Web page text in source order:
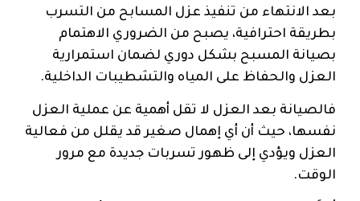
بعد الانتهاء من تنفيذ عزل المسابح من التسرب
بطريقة احترافية، يصبح من الضروري الاهتمام
بصيانة المسبح بشكل دوري لضمان استمرارية
العزل والحفاظ على المياه والتشطيبات الداخلية.
فالصيانة بعد العزل لا تقل أهمية عن عملية العزل
نفسها، حيث أن أي إهمال صغير قد يقلل من فعالية
العزل ويؤدي إلى ظهور تسربات جديدة مع مرور
الوقت.